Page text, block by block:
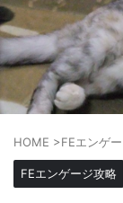
HOME >FEエンゲ
FEエンゲージ攻略